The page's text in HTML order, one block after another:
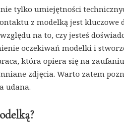
tylko umiejętności
z modelką jest kluczowe
na to, czy jesteś
oczekiwań modelki i
która opiera się na
zdjęcia. Warto zatem
udana.